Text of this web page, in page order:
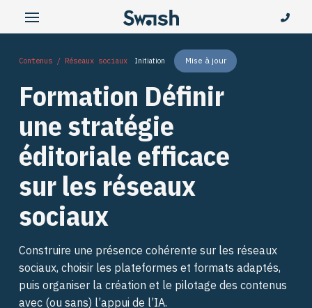
Contenus / Réseaux sociaux Initiation Mise à jour
Formation Définir
une stratégie
éditoriale efficace
sur les réseaux
sociaux
Construire une présence cohérente sur les réseaux
sociaux, choisir les plateformes et formats adaptés,
puis organiser la création et le pilotage des contenus
avec (ou sans) l’appui de l’IA.